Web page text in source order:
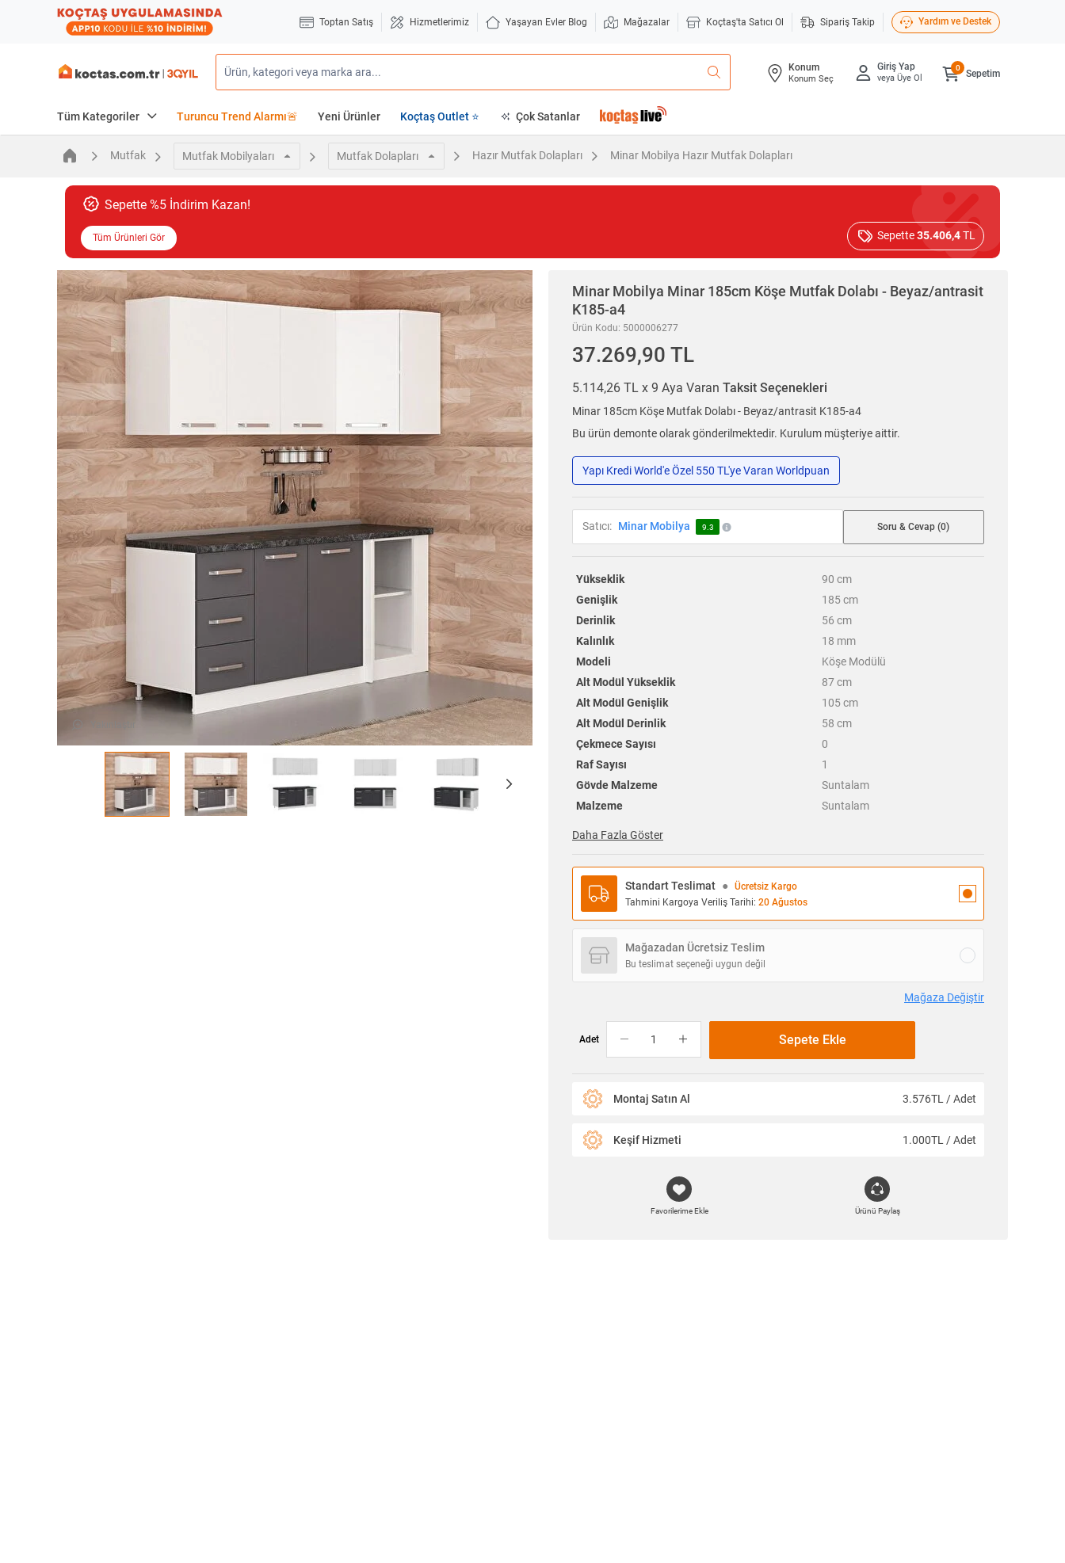
Toptan Satış Hizmetlerimiz Yaşayan Evler Blog Mağazalar Koçtaş'ta Satıcı Ol Sipariş Takip Yardım ve Destek
Konum
Konum Seç
Giriş Yap
veya Üye Ol Sepetim
0
Tüm Kategoriler Turuncu Trend Alarmı🚨 Yeni Ürünler Koçtaş Outlet ⭐ Çok Satanlar
Mutfak Mutfak Mobilyaları Mutfak Dolapları Hazır Mutfak Dolapları Minar Mobilya Hazır Mutfak Dolapları
Sepette %5 İndirim Kazan!
Tüm Ürünleri Gör Sepette35.406,4TL
Minar Mobilya Minar 185cm Köşe Mutfak Dolabı - Beyaz/antrasit
K185-a4
Ürün Kodu: 5000006277
37.269,90 TL
5.114,26 TL x 9 Aya Varan Taksit Seçenekleri
Minar 185cm Köşe Mutfak Dolabı - Beyaz/antrasit K185-a4
Bu ürün demonte olarak gönderilmektedir. Kurulum müşteriye aittir.
Yapı Kredi World'e Özel 550 TL'ye Varan Worldpuan
Satıcı: Minar Mobilya 9.3 Soru & Cevap (0)
Yükseklik 90 cm
Genişlik
185 cm
Derinlik
56 cm
Kalınlık
18 mm
Modeli
Köşe Modülü
Alt Modül Yükseklik
87 cm
Alt Modül Genişlik
105 cm
Alt Modül Derinlik
58 cm
Çekmece Sayısı
0
Raf Sayısı
1
Gövde Malzeme
Suntalam
Malzeme
Suntalam
Daha Fazla Göster
Standart Teslimat ●
Ücretsiz Kargo
Tahmini Kargoya Veriliş Tarihi: 20 Ağustos
Mağazadan Ücretsiz Teslim
Bu teslimat seçeneği uygun değil
Mağaza Değiştir
Adet Sepete Ekle
Montaj Satın Al 3.576TL / Adet
Keşif Hizmeti 1.000TL / Adet
Favorilerime Ekle Ürünü Paylaş